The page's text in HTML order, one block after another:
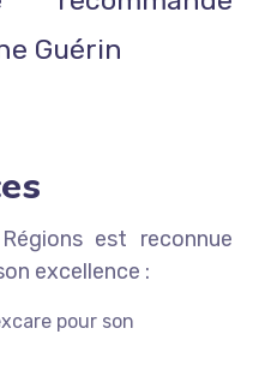
Guérin
est reconnue
excellence :
pour son